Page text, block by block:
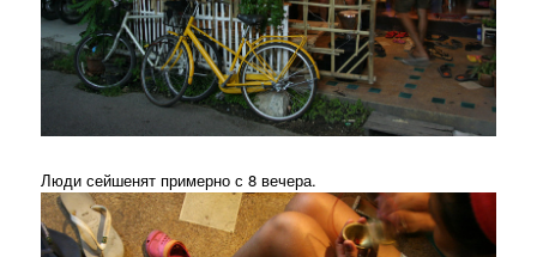
Люди сейшенят примерно с 8 вечера.